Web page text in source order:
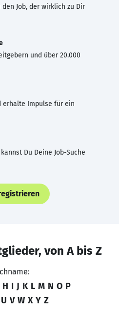
Job, der wirklich zu Dir
und über 20.000
erhalte Impulse für ein
Du Deine Job-Suche
von A bis Z
H I J K L M N O P
U V W X Y Z